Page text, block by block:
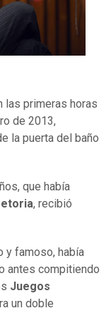
las primeras horas
de 2013,
la puerta del baño
que había
, recibió
y famoso, había
antes compitiendo
Juegos
un doble